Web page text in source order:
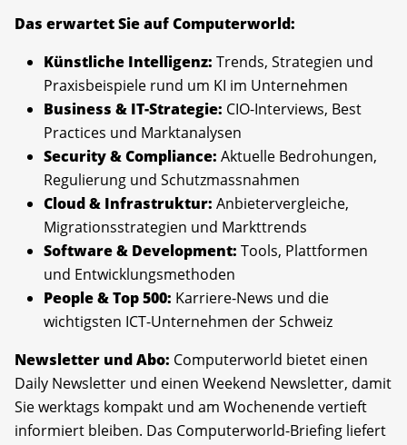
Das erwartet Sie auf Computerworld:
Künstliche Intelligenz: Trends, Strategien und
Praxisbeispiele rund um KI im Unternehmen
Business & IT-Strategie: CIO-Interviews, Best
Practices und Marktanalysen
Security & Compliance: Aktuelle Bedrohungen,
Regulierung und Schutzmassnahmen
Cloud & Infrastruktur: Anbietervergleiche,
Migrationsstrategien und Markttrends
Software & Development: Tools, Plattformen
und Entwicklungsmethoden
People & Top 500: Karriere-News und die
wichtigsten ICT-Unternehmen der Schweiz
Newsletter und Abo: Computerworld bietet einen
Daily Newsletter und einen Weekend Newsletter, damit
Sie werktags kompakt und am Wochenende vertieft
informiert bleiben. Das Computerworld-Briefing liefert